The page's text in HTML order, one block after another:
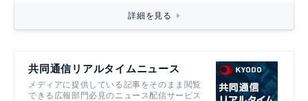
詳細を見る
共同通信リアルタイムニュース
メディアに提供している記事をそのまま閲覧
できる広報部門必見のニュース配信サービス